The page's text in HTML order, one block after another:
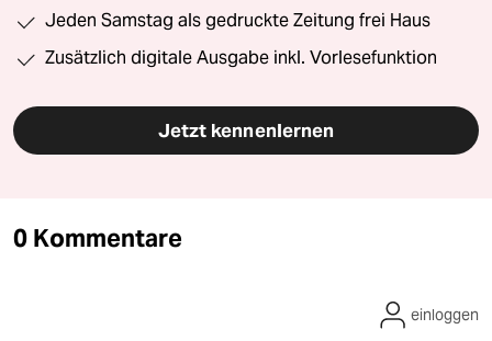
Jeden Samstag als gedruckte Zeitung frei Haus
Zusätzlich digitale Ausgabe inkl. Vorlesefunktion
Jetzt kennenlernen
0 Kommentare
einloggen